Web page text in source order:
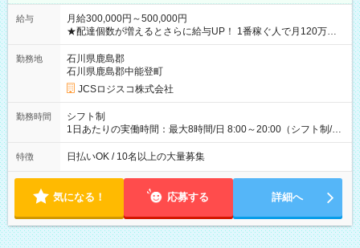
給与
月給300,000円～500,000円
★配達個数が増えるとさらに給与UP！ 1番稼ぐ人で月120万ほ
ど！ ・主要都市エリア 月収55万円／週5日稼働 月収65万~112
万円／週6日稼働 ・地方郊外エリア 月収40万円／週5日稼働 月
収40万円~50万円／週6日稼働 ＜モデルイメージ＞ ■月収50万
円 (27歳男性/江東区在住)※元建築関係 1日150個配達×25日勤務
(日休み) ■月収80万円(43歳男性/墨田区在住)※元営業 1日200個
勤務地
石川県鹿島郡
石川県鹿島郡中能登町
JCSロジスコ株式会社
勤務時間
シフト制
1日あたりの実働時間：最大8時間/日 8:00～20:00（シフト制/実
働8時間） ※週5日勤務（場所次第では週4も有り） ※配達状況
によって時間外での勤務可能性有り ※案件により多少の前後あ
特徴 日払いOK / 10名以上の大量募集
気になる！ 応募する 詳細へ